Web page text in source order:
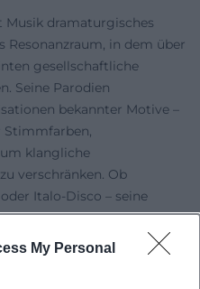
My Personal
Musik dramaturgisches
Resonanzraum, in dem über
gesellschaftliche
Seine Parodien
bekannter Motive –
Stimmfarben,
klangliche
verschränken. Ob
Italo-Disco – seine
Codes, wechseln Register
Effekt einer Live-
und Timing zur Pointe